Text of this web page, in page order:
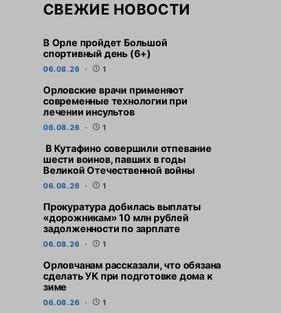
СВЕЖИЕ НОВОСТИ
В Орле пройдет Большой
спортивный день (6+)
06.08.26 1
Орловские врачи применяют
современные технологии при
лечении инсультов
06.08.26 1
В Кутафино совершили отпевание
шести воинов, павших в годы
Великой Отечественной войны
06.08.26 1
Прокуратура добилась выплаты
«дорожникам» 10 млн рублей
задолженности по зарплате
06.08.26 1
Орловчанам рассказали, что обязана
сделать УК при подготовке дома к
зиме
06.08.26 1